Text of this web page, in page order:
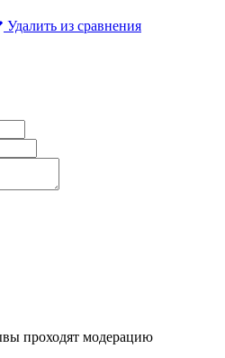
Удалить из сравнения
проходят модерацию